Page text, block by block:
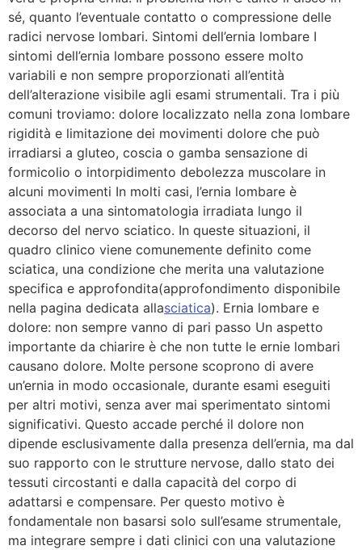
sé, quanto l’eventuale contatto o compressione delle
radici nervose lombari. Sintomi dell’ernia lombare I
sintomi dell’ernia lombare possono essere molto
variabili e non sempre proporzionati all’entità
dell’alterazione visibile agli esami strumentali. Tra i più
comuni troviamo: dolore localizzato nella zona lombare
rigidità e limitazione dei movimenti dolore che può
irradiarsi a gluteo, coscia o gamba sensazione di
formicolio o intorpidimento debolezza muscolare in
alcuni movimenti In molti casi, l’ernia lombare è
associata a una sintomatologia irradiata lungo il
decorso del nervo sciatico. In queste situazioni, il
quadro clinico viene comunemente definito come
sciatica, una condizione che merita una valutazione
specifica e approfondita(approfondimento disponibile
nella pagina dedicata allasciatica). Ernia lombare e
dolore: non sempre vanno di pari passo Un aspetto
importante da chiarire è che non tutte le ernie lombari
causano dolore. Molte persone scoprono di avere
un’ernia in modo occasionale, durante esami eseguiti
per altri motivi, senza aver mai sperimentato sintomi
significativi. Questo accade perché il dolore non
dipende esclusivamente dalla presenza dell’ernia, ma dal
suo rapporto con le strutture nervose, dallo stato dei
tessuti circostanti e dalla capacità del corpo di
adattarsi e compensare. Per questo motivo è
fondamentale non basarsi solo sull’esame strumentale,
ma integrare sempre i dati clinici con una valutazione